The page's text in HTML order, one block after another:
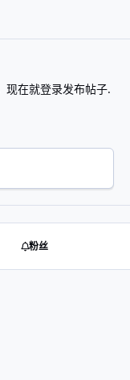
现在就登录发布帖子.
粉丝